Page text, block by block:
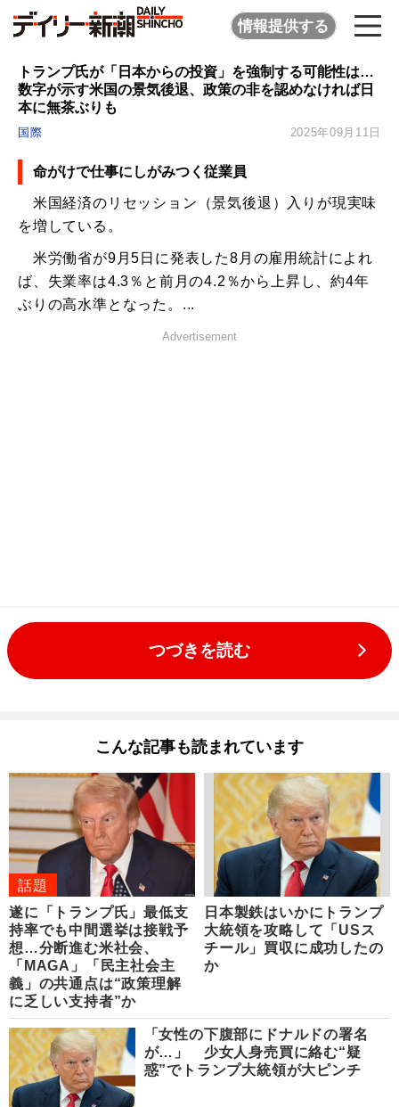
情報提供する
トランプ氏が「日本からの投資」を強制する可能性は…
数字が示す米国の景気後退、政策の非を認めなければ日
本に無茶ぶりも
国際 2025年09月11日
命がけで仕事にしがみつく従業員
米国経済のリセッション（景気後退）入りが現実味
を増している。
米労働省が9月5日に発表した8月の雇用統計によれ
ば、失業率は4.3％と前月の4.2％から上昇し、約4年
ぶりの高水準となった。...
Advertisement
つづきを読む
こんな記事も読まれています
話題
遂に「トランプ氏」最低支
持率でも中間選挙は接戦予
想…分断進む米社会、
「MAGA」「民主社会主
義」の共通点は“政策理解
に乏しい支持者”か
日本製鉄はいかにトランプ
大統領を攻略して「USス
チール」買収に成功したの
か
「女性の下腹部にドナルドの署名
が…」 少女人身売買に絡む“疑
惑”でトランプ大統領が大ピンチ